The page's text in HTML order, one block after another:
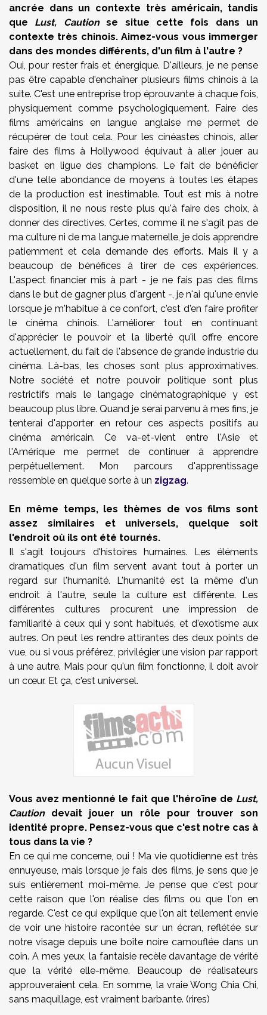
ancrée dans un contexte très américain, tandis
que Lust, Cautionse situe cette fois dans un
contexte très chinois. Aimez-vous vous immerger
dans des mondes différents, d'un film à l'autre ?
Oui, pour rester frais et énergique. D'ailleurs, je ne pense
pas être capable d'enchaîner plusieurs films chinois à la
suite. C'est une entreprise trop éprouvante à chaque fois,
physiquement comme psychologiquement. Faire des
films américains en langue anglaise me permet de
récupérer de tout cela. Pour les cinéastes chinois, aller
faire des films à Hollywood équivaut à aller jouer au
basket en ligue des champions. Le fait de bénéficier
d'une telle abondance de moyens à toutes les étapes
de la production est inestimable. Tout est mis à notre
disposition, il ne nous reste plus qu'à faire des choix, à
donner des directives. Certes, comme il ne s'agit pas de
ma culture ni de ma langue maternelle, je dois apprendre
patiemment et cela demande des efforts. Mais il y a
beaucoup de bénéfices à tirer de ces expériences.
L'aspect financier mis à part - je ne fais pas des films
dans le but de gagner plus d'argent -, je n'ai qu'une envie
lorsque je m'habitue à ce confort, c'est d'en faire profiter
le cinéma chinois. L'améliorer tout en continuant
d'apprécier le pouvoir et la liberté qu'il offre encore
actuellement, du fait de l'absence de grande industrie du
cinéma. Là-bas, les choses sont plus approximatives.
Notre société et notre pouvoir politique sont plus
restrictifs mais le langage cinématographique y est
beaucoup plus libre. Quand je serai parvenu à mes fins, je
tenterai d'apporter en retour ces aspects positifs au
cinéma américain. Ce va-et-vient entre l'Asie et
l'Amérique me permet de continuer à apprendre
perpétuellement. Mon parcours d'apprentissage
ressemble en quelque sorte à un zigzag.
En même temps, les thèmes de vos films sont
assez similaires et universels, quelque soit
l'endroit où ils ont été tournés.
Il s'agit toujours d'histoires humaines. Les éléments
dramatiques d'un film servent avant tout à porter un
regard sur l'humanité. L'humanité est la même d'un
endroit à l'autre, seule la culture est différente. Les
différentes cultures procurent une impression de
familiarité à ceux qui y sont habitués, et d'exotisme aux
autres. On peut les rendre attirantes des deux points de
vue, ou si vous préférez, privilégier une vision par rapport
à une autre. Mais pour qu'un film fonctionne, il doit avoir
un cœur. Et ça, c'est universel.
Vous avez mentionné le fait que l'héroïne de Lust,
Cautiondevait jouer un rôle pour trouver son
identité propre. Pensez-vous que c'est notre cas à
tous dans la vie ?
En ce qui me concerne, oui ! Ma vie quotidienne est très
ennuyeuse, mais lorsque je fais des films, je sens que je
suis entièrement moi-même. Je pense que c'est pour
cette raison que l'on réalise des films ou que l'on en
regarde. C'est ce qui explique que l'on ait tellement envie
de voir une histoire racontée sur un écran, reflétée sur
notre visage depuis une boîte noire camouflée dans un
coin. A mes yeux, la fantaisie recèle davantage de vérité
que la vérité elle-même. Beaucoup de réalisateurs
approuveraient cela. En somme, la vraie Wong Chia Chi,
sans maquillage, est vraiment barbante. (rires)